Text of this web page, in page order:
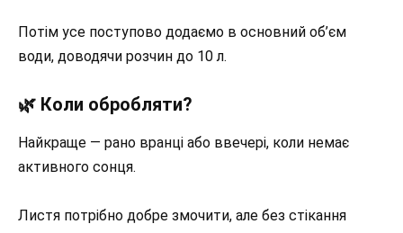
Потім усе поступово додаємо в основний об’єм
води, доводячи розчин до 10 л.
🌿 Коли обробляти?
Найкраще — рано вранці або ввечері, коли немає
активного сонця.
Листя потрібно добре змочити, але без стікання